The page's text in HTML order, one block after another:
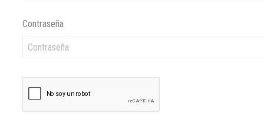
Contraseña